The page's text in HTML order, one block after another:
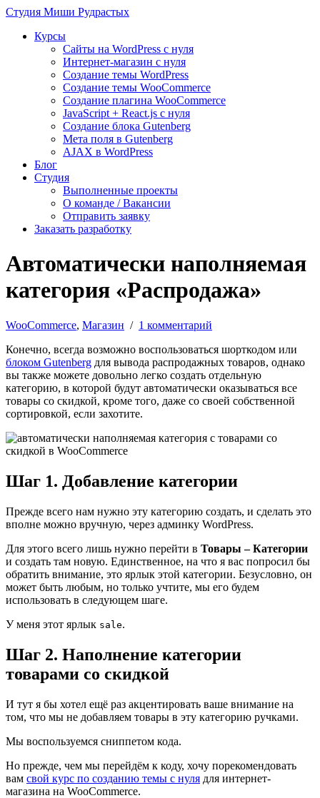
Студия Миши Рудрастых
Курсы
Сайты на WordPress с нуля
Интернет-магазин с нуля
Создание темы WordPress
Создание темы WooCommerce
Создание плагина WooCommerce
JavaScript + React.js с нуля
Создание блока Gutenberg
Мета поля в Gutenberg
AJAX в WordPress
Блог
Студия
Выполненные проекты
О команде / Вакансии
Отправить заявку
Заказать разработку
Автоматически наполняемая
категория «Распродажа»
WooCommerce, Магазин / 1 комментарий
Конечно, всегда возможно воспользоваться шорткодом или
блоком Gutenberg для вывода распродажных товаров, однако
вы также можете довольно легко создать отдельную
категорию, в которой будут автоматически оказываться все
товары со скидкой, кроме того, даже со своей собственной
сортировкой, если захотите.
Шаг 1. Добавление категории
Прежде всего нам нужно эту категорию создать, и сделать это
вполне можно вручную, через админку WordPress.
Для этого всего лишь нужно перейти в Товары – Категории
и создать там новую. Единственное, на что я вас попросил бы
обратить внимание, это ярлык этой категории. Безусловно, он
может быть любым, но только учтите, мы его будем
использовать в следующем шаге.
У меня этот ярлык sale.
Шаг 2. Наполнение категории
товарами со скидкой
И тут я бы хотел ещё раз акцентировать ваше внимание на
том, что мы не добавляем товары в эту категорию ручками.
Мы воспользуемся сниппетом кода.
Но прежде, чем мы перейдём к коду, хочу порекомендовать
вам свой курс по созданию темы с нуля для интернет-
магазина на WooCommerce.